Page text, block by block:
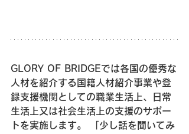
GLORY OF BRIDGEでは各国の優秀な
人材を紹介する国籍人材紹介事業や登
録支援機関としての職業生活上、日常
生活上又は社会生活上の支援のサポー
トを実施します。 「少し話を聞いてみ